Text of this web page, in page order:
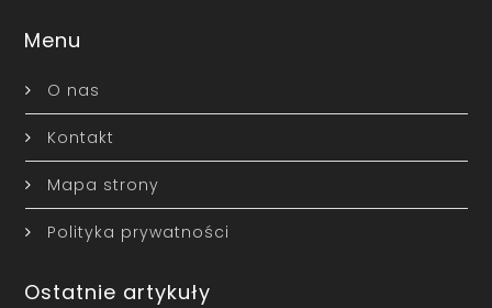
Menu
O nas
Kontakt
Mapa strony
Polityka prywatności
Ostatnie artykuły